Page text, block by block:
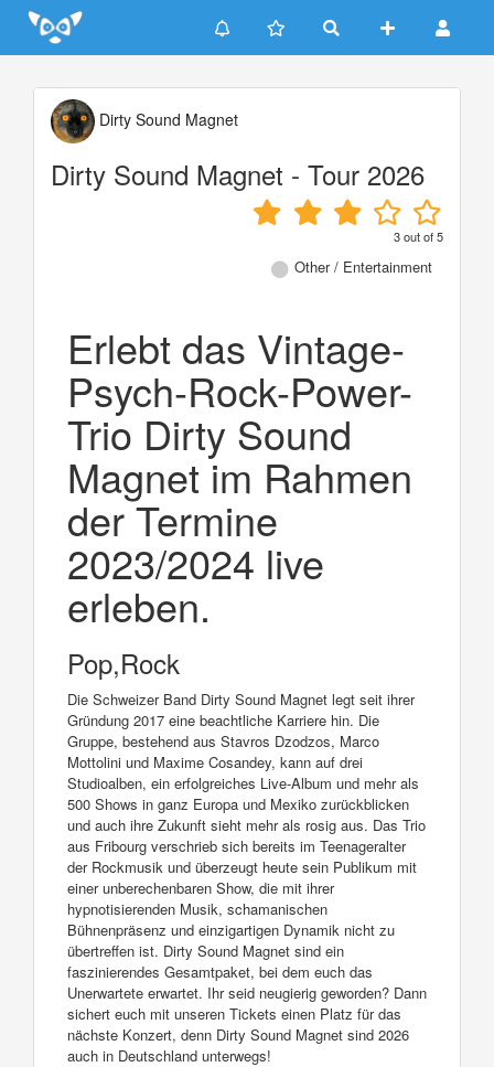
Update cookies preferences
Dirty Sound Magnet
Dirty Sound Magnet - Tour 2026
3out of5
Other / Entertainment
Erlebt das Vintage-
Psych-Rock-Power-
Trio Dirty Sound
Magnet im Rahmen
der Termine
2023/2024 live
erleben.
Pop,Rock
Die Schweizer Band Dirty Sound Magnet legt seit ihrer
Gründung 2017 eine beachtliche Karriere hin. Die
Gruppe, bestehend aus Stavros Dzodzos, Marco
Mottolini und Maxime Cosandey, kann auf drei
Studioalben, ein erfolgreiches Live-Album und mehr als
500 Shows in ganz Europa und Mexiko zurückblicken
und auch ihre Zukunft sieht mehr als rosig aus. Das Trio
aus Fribourg verschrieb sich bereits im Teenageralter
der Rockmusik und überzeugt heute sein Publikum mit
einer unberechenbaren Show, die mit ihrer
hypnotisierenden Musik, schamanischen
Bühnenpräsenz und einzigartigen Dynamik nicht zu
übertreffen ist. Dirty Sound Magnet sind ein
faszinierendes Gesamtpaket, bei dem euch das
Unerwartete erwartet. Ihr seid neugierig geworden? Dann
sichert euch mit unseren Tickets einen Platz für das
nächste Konzert, denn Dirty Sound Magnet sind 2026
auch in Deutschland unterwegs!